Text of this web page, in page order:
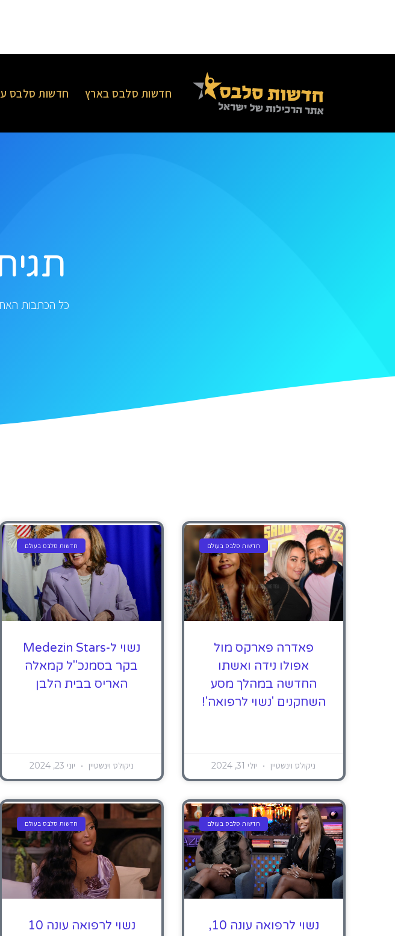
חדשות סלבס בארץ חדשות סלבס
כל הכתבות
חדשות סלבס בעולם
פאדרה פארקס מול
אפולו נידה ואשתו
החדשה במהלך מסע
השחקנים 'נשוי לרפואה'!
ניקולס וינשטיין יולי 31, 2024
חדשות סלבס בעולם
נשוי ל-Medezin Stars
בקר בסמנכ"ל קמאלה
האריס בבית הלבן
ניקולס וינשטיין יוני 23, 2024
חדשות סלבס בעולם
נשוי לרפואה עונה 10,
חדשות סלבס בעולם
נשוי לרפואה עונה 10